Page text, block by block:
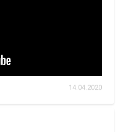
14.04.2020